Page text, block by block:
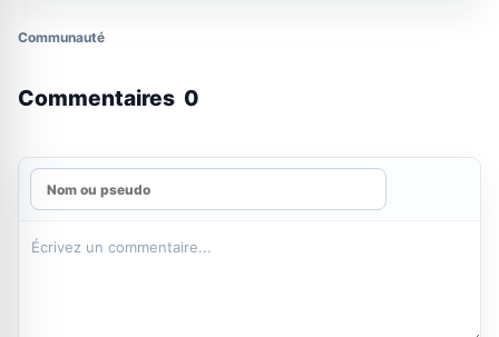
Communauté
Commentaires 0